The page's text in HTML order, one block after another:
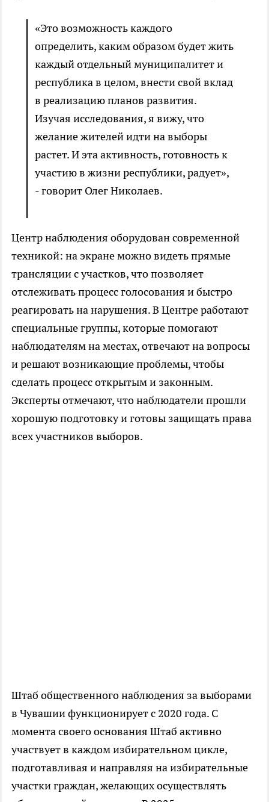
«Это возможность каждого
определить, каким образом будет жить
каждый отдельный муниципалитет и
республика в целом, внести свой вклад
в реализацию планов развития.
Изучая исследования, я вижу, что
желание жителей идти на выборы
растет. И эта активность, готовность к
участию в жизни республики, радует»,
- говорит Олег Николаев.
Центр наблюдения оборудован современной
техникой: на экране можно видеть прямые
трансляции с участков, что позволяет
отслеживать процесс голосования и быстро
реагировать на нарушения. В Центре работают
специальные группы, которые помогают
наблюдателям на местах, отвечают на вопросы
и решают возникающие проблемы, чтобы
сделать процесс открытым и законным.
Эксперты отмечают, что наблюдатели прошли
хорошую подготовку и готовы защищать права
всех участников выборов.
Штаб общественного наблюдения за выборами
в Чувашии функционирует с 2020 года. С
момента своего основания Штаб активно
участвует в каждом избирательном цикле,
подготавливая и направляя на избирательные
участки граждан, желающих осуществлять